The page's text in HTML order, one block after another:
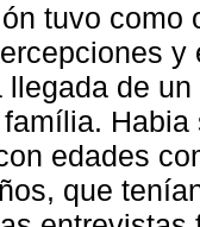
tuvo como
y
de un
Habia
edades
que